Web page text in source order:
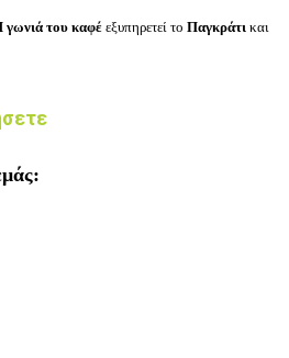
γωνιά του καφέ εξυπηρετεί το Παγκράτι και